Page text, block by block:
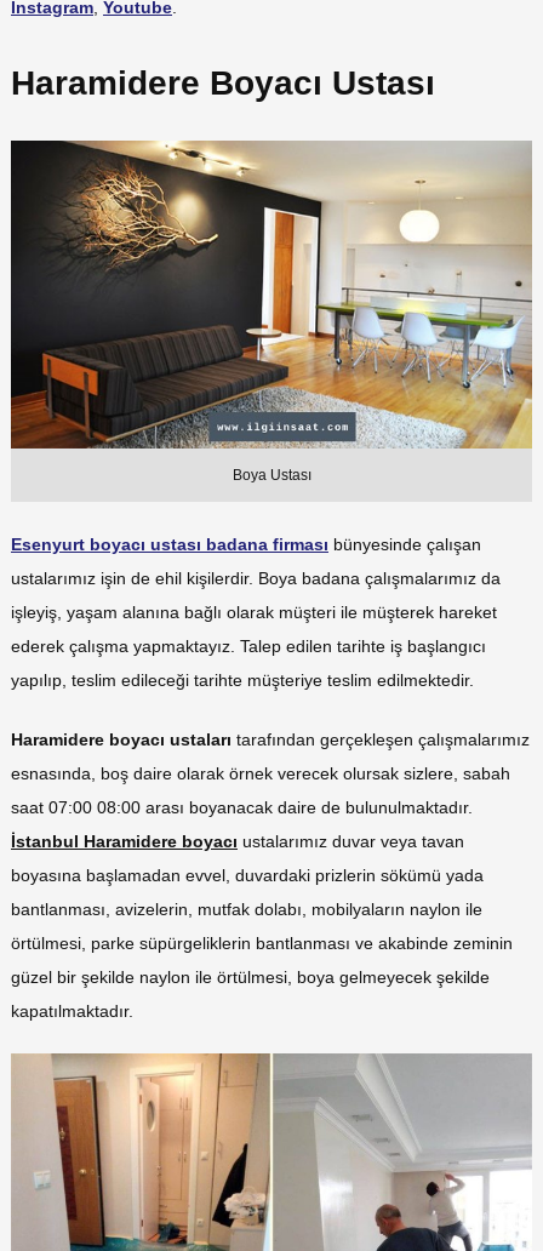
Instagram Youtube
Haramidere Boyacı Ustası
Boya Ustası
Esenyurt boyacı ustası badana firması bünyesinde çalışan
ustalarımız işin de ehil kişilerdir. Boya badana çalışmalarımız da
işleyiş, yaşam alanına bağlı olarak müşteri ile müşterek hareket
ederek çalışma yapmaktayız. Talep edilen tarihte iş başlangıcı
yapılıp, teslim edileceği tarihte müşteriye teslim edilmektedir.
Haramidere boyacı ustaları tarafından gerçekleşen çalışmalarımız
esnasında, boş daire olarak örnek verecek olursak sizlere, sabah
saat 07:00 08:00 arası boyanacak daire de bulunulmaktadır.
İstanbul Haramidere boyacı ustalarımız duvar veya tavan
boyasına başlamadan evvel, duvardaki prizlerin sökümü yada
bantlanması, avizelerin, mutfak dolabı, mobilyaların naylon ile
örtülmesi, parke süpürgeliklerin bantlanması ve akabinde zeminin
güzel bir şekilde naylon ile örtülmesi, boya gelmeyecek şekilde
kapatılmaktadır.